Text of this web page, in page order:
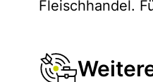
Fleischhandel.